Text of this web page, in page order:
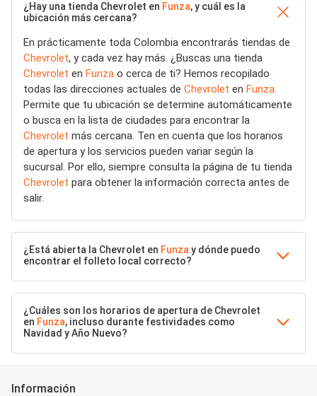
¿Hay una tienda Chevrolet en Funza, y cuál es la
ubicación más cercana?
En prácticamente toda Colombia encontrarás tiendas de
Chevrolet, y cada vez hay más. ¿Buscas una tienda
Chevrolet en Funza o cerca de ti? Hemos recopilado
todas las direcciones actuales de Chevrolet en Funza.
Permite que tu ubicación se determine automáticamente
o busca en la lista de ciudades para encontrar la
Chevrolet más cercana. Ten en cuenta que los horarios
de apertura y los servicios pueden variar según la
sucursal. Por ello, siempre consulta la página de tu tienda
Chevrolet para obtener la información correcta antes de
salir.
¿Está abierta la Chevrolet en Funza y dónde puedo
encontrar el folleto local correcto?
¿Cuáles son los horarios de apertura de Chevrolet
en Funza, incluso durante festividades como
Navidad y Año Nuevo?
Información